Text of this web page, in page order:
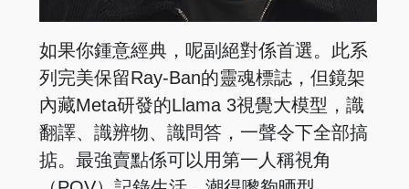
如果你鍾意經典，呢副絕對係首選。此系
列完美保留Ray-Ban的靈魂標誌，但鏡架
內藏Meta研發的Llama 3視覺大模型，識
翻譯、識辨物、識問答，一聲令下全部搞
掂。最強賣點係可以用第一人稱視角